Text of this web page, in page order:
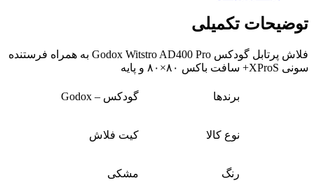
توضیحات تکمیلی
فلاش پرتابل گودکس Godox Witstro AD400 Pro به همراه فرستنده
سونی XProS+ سافت باکس ۸۰×۸۰ و پایه
برندها گودکس – Godox
نوع کالا کیت فلاش
رنگ مشکی